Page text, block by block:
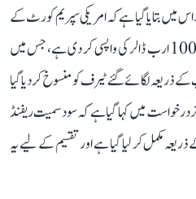
میں بتایا گیا ہے کہ امریکی سپریم کورٹ کے
فیصلے کے بعد ٹرمپ انتظامیہ نے تقریباً 100 ارب ڈالر کی واپسی کر دی ہے، جس میں
لگائے گئے ٹیرف کو منسوخ کر دیا گیا
درخواست میں کہا گیا ہے کہ سود سمیت ریفنڈ
مکمل کر لیا گیا ہے اور تقسیم کے لیے یہ